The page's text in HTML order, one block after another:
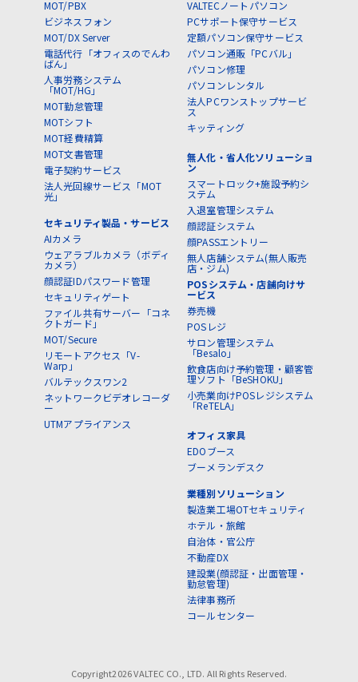
MOT/PBX
ビジネスフォン
MOT/DX Server
電話代行「オフィスのでんわ
ばん」
人事労務システム
「MOT/HG」
MOT勤怠管理
MOTシフト
MOT経費精算
MOT文書管理
電子契約サービス
法人光回線サービス「MOT
光」
セキュリティ製品・サービス
AIカメラ
ウェアラブルカメラ（ボディ
カメラ）
顔認証IDパスワード管理
セキュリティゲート
ファイル共有サーバー「コネ
クトガード」
MOT/Secure
リモートアクセス「V-
Warp」
バルテックスワン2
ネットワークビデオレコーダ
ー
UTMアプライアンス
VALTECノートパソコン
PCサポート保守サービス
定額パソコン保守サービス
パソコン通販「PCバル」
パソコン修理
パソコンレンタル
法人PCワンストップサービ
ス
キッティング
無人化・省人化ソリューショ
ン
スマートロック+施設予約シ
ステム
入退室管理システム
顔認証システム
顔PASSエントリー
無人店舗システム(無人販売
店・ジム)
POSシステム・店舗向けサ
ービス
券売機
POSレジ
サロン管理システム
「Besalo」
飲食店向け予約管理・顧客管
理ソフト「BeSHOKU」
小売業向けPOSレジシステム
「ReTELA」
オフィス家具
EDOブース
ブーメランデスク
業種別ソリューション
製造業工場OTセキュリティ
ホテル・旅館
自治体・官公庁
不動産DX
建設業(顔認証・出面管理・
勤怠管理)
法律事務所
コールセンター
Copyright2026 VALTEC CO., LTD. All Rights Reserved.